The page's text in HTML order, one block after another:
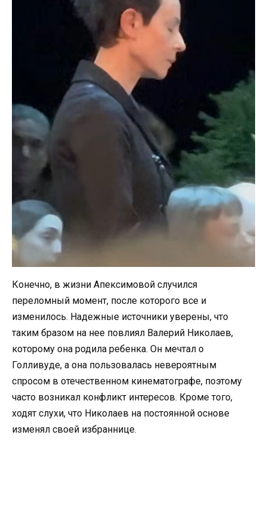
Конечно, в жизни Апексимовой случился
переломный момент, после которого все и
изменилось. Надежные источники уверены, что
таким бразом на нее повлиял Валерий Николаев,
которому она родила ребенка. Он мечтал о
Голливуде, а она пользовалась невероятным
спросом в отечественном кинематографе, поэтому
часто возникал конфликт интересов. Кроме того,
ходят слухи, что Николаев на постоянной основе
изменял своей избраннице.